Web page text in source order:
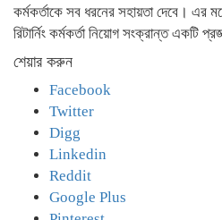
কর্মকর্তাকে সব ধরনের সহায়তা দেবে। এর
রিটার্নিং কর্মকর্তা নিয়োগ সংক্রান্ত একটি
শেয়ার করুন
Facebook
Twitter
Digg
Linkedin
Reddit
Google Plus